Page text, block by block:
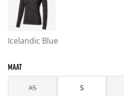
Icelandic Blue
MAAT
XS S